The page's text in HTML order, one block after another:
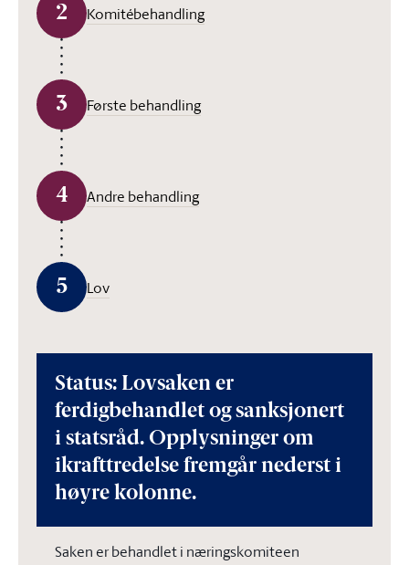
2 Komitébehandling
3 Første behandling
4 Andre behandling
5 Lov
Status: Lovsaken er
ferdigbehandlet og sanksjonert
i statsråd. Opplysninger om
ikrafttredelse fremgår nederst i
høyre kolonne.
Saken er behandlet i næringskomiteen